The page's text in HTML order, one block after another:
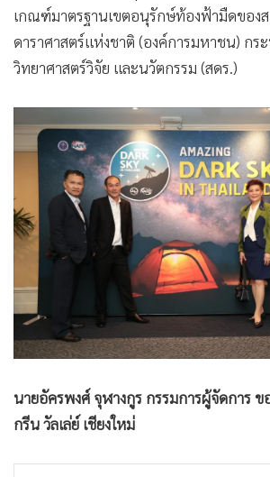
• ญี่ปุ่น
• News1
• Gotomanager
เกณฑ์มาตรฐานเขตอนุรักษ์ท้องฟ้ามืดของ
ดาราศาสตร์แห่งชาติ (องค์การมหาชน) กร
วิทยาศาสตร์วิจัย และนวัตกรรม (สดร.)
นายอัครพงศ์ จุฬางกูร กรรมการผู้จัดการ
กรีน วัลเล่ย์ เชียงใหม่